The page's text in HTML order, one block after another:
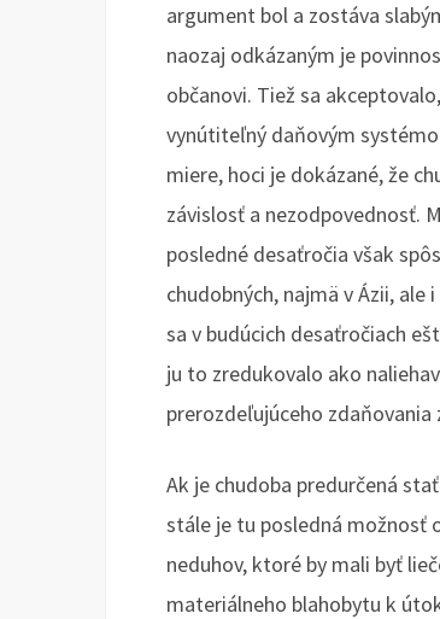
argument bol a zostáva
naozaj odkázaným je
občanovi. Tiež sa
vynútiteľný daňovým
miere, hoci je dokázané, že
závislosť a nezodpovednosť.
posledné desaťročia však
chudobných, najmä v Ázii,
sa v budúcich desaťročiach
ju to zredukovalo ako
prerozdeľujúceho zdaňovania
Ak je chudoba predurčená
stále je tu posledná možnosť
neduhov, ktoré by mali byť
materiálneho blahobytu k